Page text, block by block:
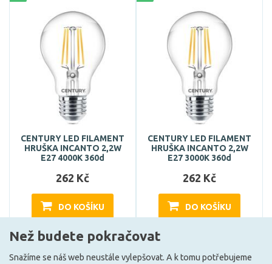
CENTURY LED FILAMENT
HRUŠKA INCANTO 2,2W
E27 4000K 360d
262 Kč
DO KOŠÍKU
Může být u Vás 18. 8.
CENTURY LED FILAMENT
HRUŠKA INCANTO 2,2W
E27 3000K 360d
262 Kč
DO KOŠÍKU
Může být u Vás 18. 8.
Než budete pokračovat
Snažíme se náš web neustále vylepšovat. A k tomu potřebujeme